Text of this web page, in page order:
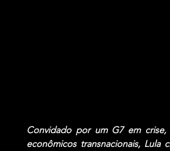
Convidado por um G7 em
econômicos transnacionais, Lula